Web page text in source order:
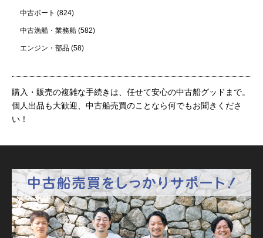
中古ボート (824)
中古漁船・業務船 (582)
エンジン・部品 (58)
購入・販売の複雑な手続きは、任せて安心の中古船グッドまで。
個人出品も大歓迎、中古船売買のことなら何でもお聞きくださ
い！